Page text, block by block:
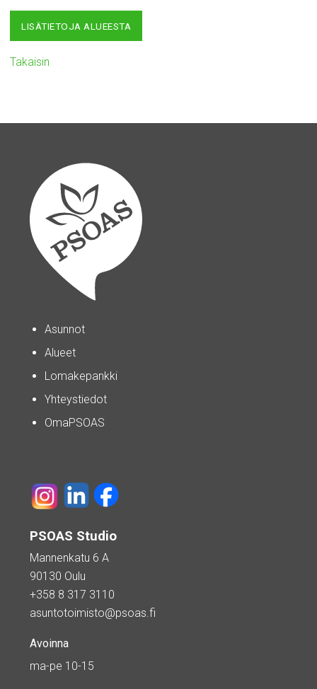
LISÄTIETOJA ALUEESTA
Takaisin
Asunnot
Alueet
Lomakepankki
Yhteystiedot
OmaPSOAS
PSOAS Studio
Mannenkatu 6 A
90130 Oulu
+358 8 317 3110
asuntotoimisto@psoas.fi
Avoinna
ma-pe 10-15